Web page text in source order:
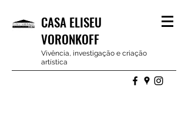
CASA ELISEU
VORONKOFF
Vivência, investigação e criação
artística